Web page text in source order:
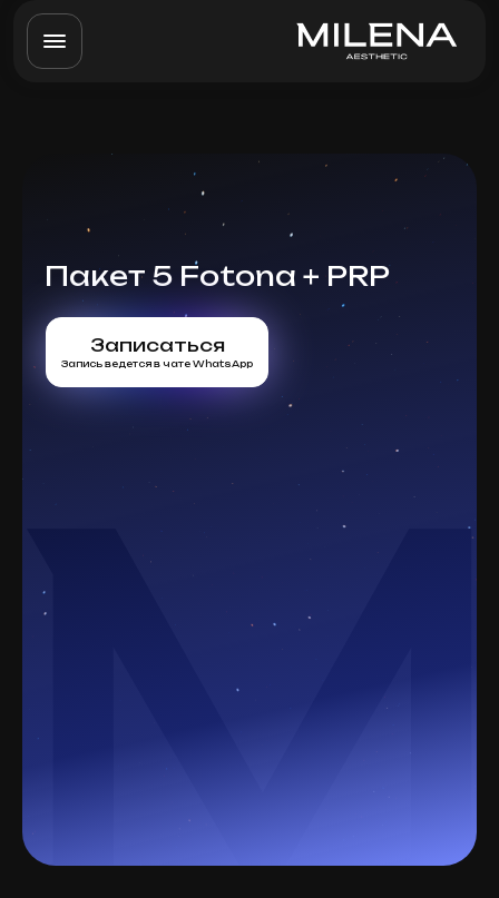
Пакет 5 Fotona + PRP
Записаться
Запись ведется в чате WhatsApp